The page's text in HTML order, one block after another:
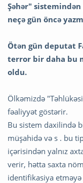
Şəhər"
neçə gün öncə
Ötən gün deputat
terror bir daha bu
oldu.
Ölkəmizdə
fəaliyyət göstərir.
Bu sistem daxilində
müşahidə və s . bu
içərisindən yalnız
verir, hətta saxta
identifikasiya